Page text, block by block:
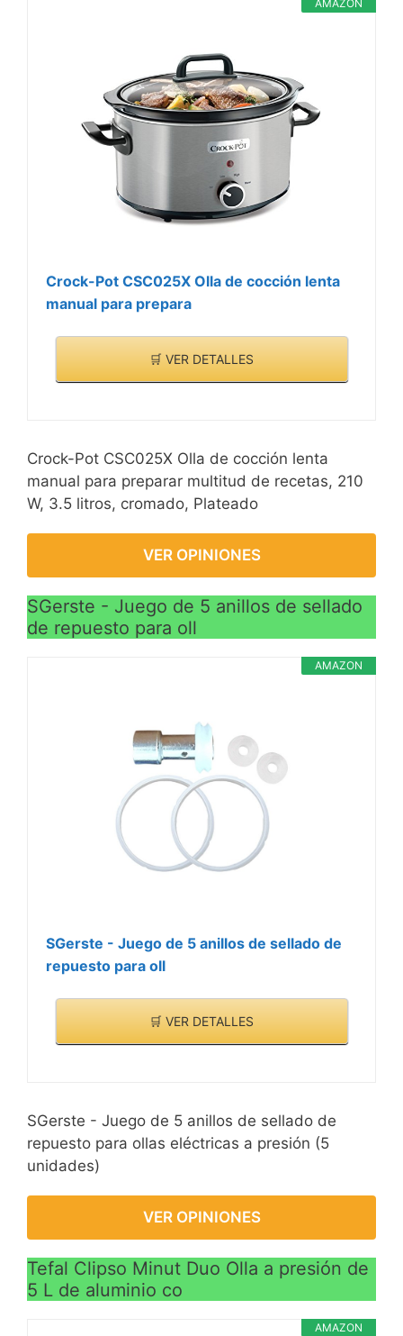
AMAZON
Crock-Pot CSC025X Olla de cocción lenta
manual para prepara
🛒 VER DETALLES
Crock-Pot CSC025X Olla de cocción lenta
manual para preparar multitud de recetas, 210
W, 3.5 litros, cromado, Plateado
VER OPINIONES
SGerste - Juego de 5 anillos de sellado
de repuesto para oll
AMAZON
SGerste - Juego de 5 anillos de sellado de
repuesto para oll
🛒 VER DETALLES
SGerste - Juego de 5 anillos de sellado de
repuesto para ollas eléctricas a presión (5
unidades)
VER OPINIONES
Tefal Clipso Minut Duo Olla a presión de
5 L de aluminio co
AMAZON